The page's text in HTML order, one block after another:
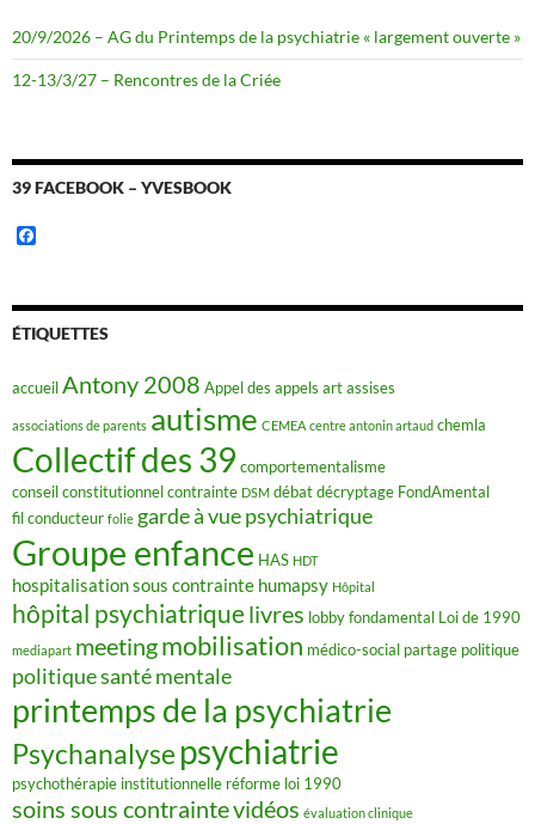
20/9/2026 – AG du Printemps de la psychiatrie « largement ouverte »
12-13/3/27 – Rencontres de la Criée
39 FACEBOOK – YVESBOOK
b
o
o
ÉTIQUETTES
accueilAntony 2008 Appel des appels artassises
associations de parents autisme CEMEA centre antonin artaud chemla
Collectif des 39 comportementalisme
conseil constitutionnelcontrainte DSM débatdécryptage FondAmental
fil conducteur folie garde à vue psychiatrique
Groupe enfance HAS HDT
hospitalisation sous contrainte humapsy Hôpital
hôpital psychiatriquelivres lobby fondamental Loi de 1990
mediapart meetingmobilisation médico-social partage politique
politique santé mentale
printemps de la psychiatrie
Psychanalyse psychiatrie
psychothérapie institutionnelle réforme loi 1990
soins sous contraintevidéos évaluation clinique